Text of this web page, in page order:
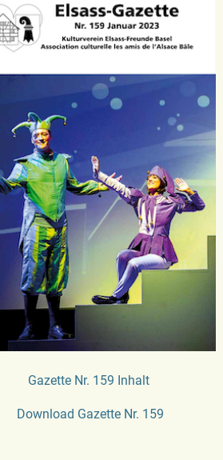
Gazette Nr. 159 Inhalt
Download Gazette Nr. 159